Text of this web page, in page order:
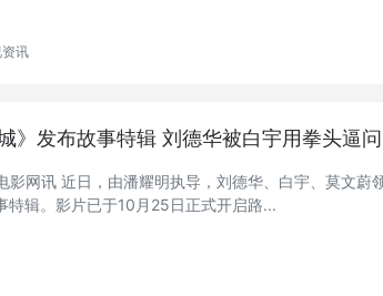
讯
城》发布故事特辑 刘德华被白宇用拳头逼问
影网讯 近日，由潘耀明执导，刘德华、白宇、莫文蔚
特辑。影片已于10月25日正式开启路...